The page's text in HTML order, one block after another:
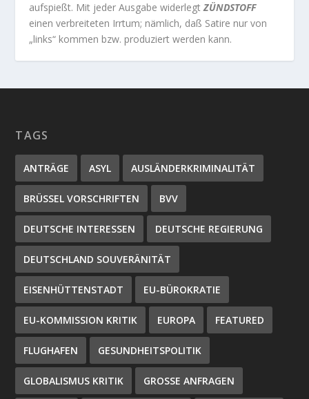
aufspießt. Mit jeder Ausgabe widerlegtZÜNDSTOFF
einen verbreiteten Irrtum; nämlich, daß Satire nur von
„links“ kommen bzw. produziert werden kann.
TAGS
ANTRÄGE ASYL AUSLÄNDERKRIMINALITÄT
BRÜSSEL VORSCHRIFTEN BVV
DEUTSCHE INTERESSEN DEUTSCHE REGIERUNG
DEUTSCHLAND SOUVERÄNITÄT
EISENHÜTTENSTADT EU-BÜROKRATIE
EU-KOMMISSION KRITIK EUROPA FEATURED
FLUGHAFEN GESUNDHEITSPOLITIK
GLOBALISMUS KRITIK GROSSE ANFRAGEN